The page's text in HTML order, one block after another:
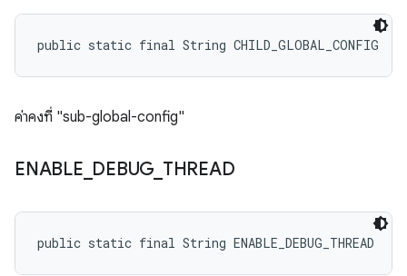
public static final String CHILD_GLOBAL_CONFIG
ค่าคงที่ "sub-global-config"
ENABLE DEBUG THREAD
public static final String ENABLE_DEBUG_THREAD